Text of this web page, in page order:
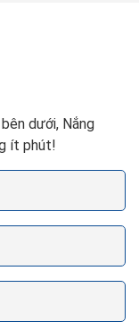
dưới, Nắng
ít phút!